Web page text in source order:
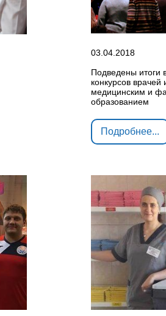
03.04.2018
Подведены итоги
конкурсов
медицинским и
образованием
Подробнее...